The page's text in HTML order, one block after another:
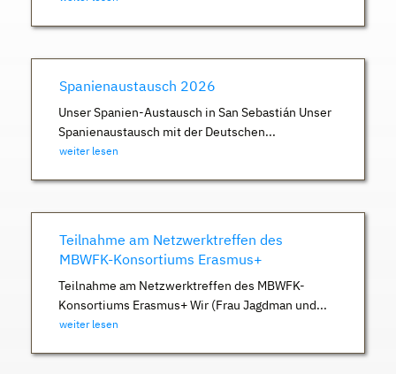
Spanienaustausch 2026
Unser Spanien-Austausch in San Sebastián Unser
Spanienaustausch mit der Deutschen...
weiter lesen
Teilnahme am Netzwerktreffen des
MBWFK-Konsortiums Erasmus+
Teilnahme am Netzwerktreffen des MBWFK-
Konsortiums Erasmus+ Wir (Frau Jagdman und...
weiter lesen